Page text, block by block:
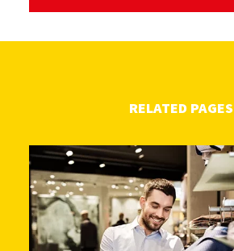
RELATED PAGES